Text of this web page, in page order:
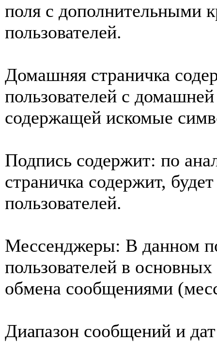
поля с дополнительными
пользователей.
Домашняя страничка
пользователей с
содержащей искомые
Подпись содержит: по
страничка содержит,
пользователей.
Мессенджеры: В данном
пользователей в
обмена сообщениями
Диапазон сообщений и